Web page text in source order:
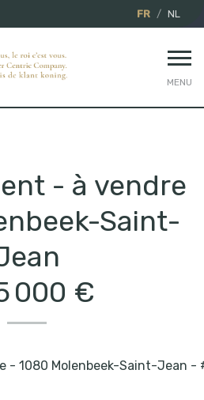
FR NL
MENU
- à vendre
Saint-
000 €